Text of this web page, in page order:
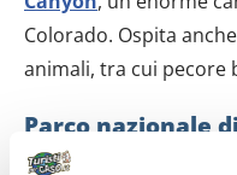
Colorado. Ospita
animali, tra cui pecore
Parco nazionale